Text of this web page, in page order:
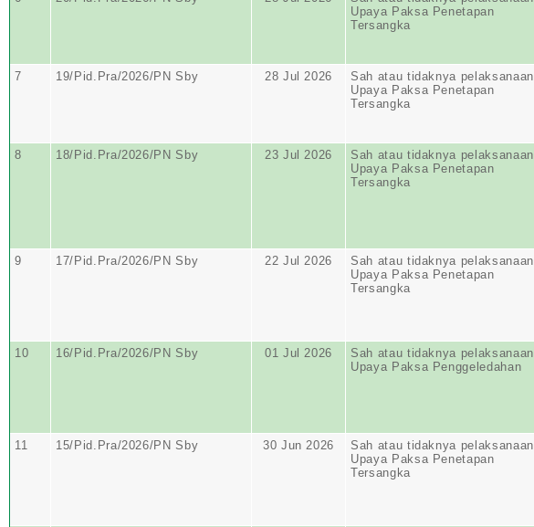
Upaya Paksa Penetapan
Tersangka
7 19/Pid.Pra/2026/PN Sby 28 Jul 2026
Sah atau tidaknya pelaksanaan
Upaya Paksa Penetapan
Tersangka
8 18/Pid.Pra/2026/PN Sby 23 Jul 2026
Sah atau tidaknya pelaksanaan
Upaya Paksa Penetapan
Tersangka
9 17/Pid.Pra/2026/PN Sby 22 Jul 2026
Sah atau tidaknya pelaksanaan
Upaya Paksa Penetapan
Tersangka
10 16/Pid.Pra/2026/PN Sby 01 Jul 2026
Sah atau tidaknya pelaksanaan
Upaya Paksa Penggeledahan
11 15/Pid.Pra/2026/PN Sby 30 Jun 2026
Sah atau tidaknya pelaksanaan
Upaya Paksa Penetapan
Tersangka